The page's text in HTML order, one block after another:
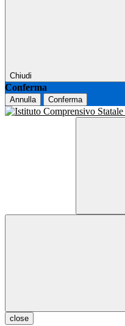
Chiudi
Conferma
Annulla Conferma
close